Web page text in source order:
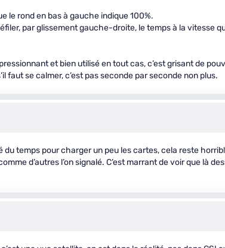
le rond en bas à gauche indique 100%.
par glissement gauche-droite, le temps à la vitesse
et bien utilisé en tout cas, c’est grisant de
faut se calmer, c’est pas seconde par seconde non plus.
du temps pour charger un peu les cartes, cela reste
d’autres l’on signalé. C’est marrant de voir que là